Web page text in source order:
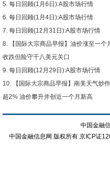
每日回顾(1月6日):A股市场行情
每日回顾(1月4日):A股市场行情
每日回顾(12月31日):A股市场行情
【国际大宗商品早报】油价涨至一个
收跌但险守千八美元关口
每日回顾(12月29日):A股市场行情
【国际大宗商品早报】南美天气炒
超2% 油价攀升并创近一个月新高
中国金融
中国金融信息网 版权所有 京ICP证